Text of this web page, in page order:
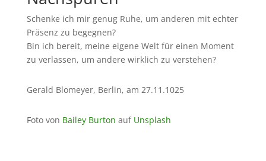
Schenke ich mir genug Ruhe, um anderen mit echter
Präsenz zu begegnen?
Bin ich bereit, meine eigene Welt für einen Moment
zu verlassen, um andere wirklich zu verstehen?
Gerald Blomeyer, Berlin, am 27.11.1025
Foto von Bailey Burton auf Unsplash